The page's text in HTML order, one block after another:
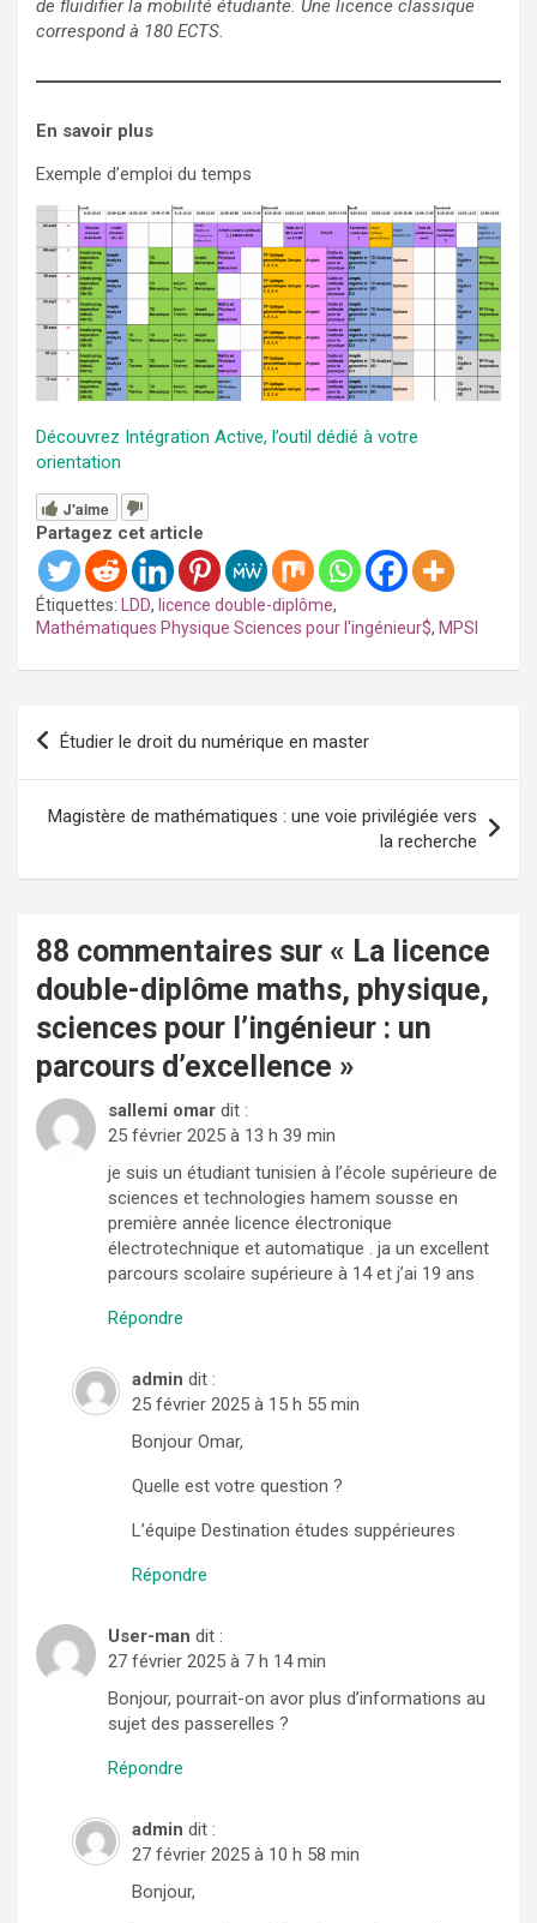
de fluidifier la mobilité étudiante. Une licence classique
correspond à 180 ECTS.
En savoir plus
Exemple d’emploi du temps
Découvrez Intégration Active, l’outil dédié à votre
orientation
J'aime
Partagez cet article
Étiquettes: LDD, licence double-diplôme,
Mathématiques Physique Sciences pour l'ingénieur$, MPSI
Navigation
l’article
Étudier le droit du numérique en master
Magistère de mathématiques : une voie privilégiée vers
la recherche
88 commentaires sur « La licence
double-diplôme maths, physique,
sciences pour l’ingénieur : un
parcours d’excellence »
sallemi omar dit :
25 février 2025 à 13 h 39 min
je suis un étudiant tunisien à l’école supérieure de
sciences et technologies hamem sousse en
première année licence électronique
électrotechnique et automatique . ja un excellent
parcours scolaire supérieure à 14 et j’ai 19 ans
Répondre
admin dit :
25 février 2025 à 15 h 55 min
Bonjour Omar,
Quelle est votre question ?
L’équipe Destination études suppérieures
Répondre
User-man dit :
27 février 2025 à 7 h 14 min
Bonjour, pourrait-on avor plus d’informations au
sujet des passerelles ?
Répondre
admin dit :
27 février 2025 à 10 h 58 min
Bonjour,